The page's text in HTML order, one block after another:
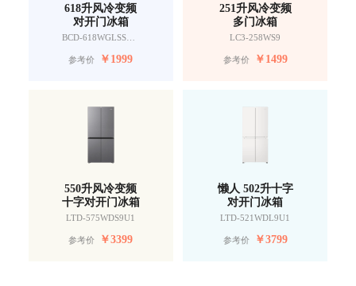
618升风冷变频
对开门冰箱
BCD-618WGLSSEDW9
参考价 ￥1999
251升风冷变频
多门冰箱
LC3-258WS9
参考价 ￥1499
550升风冷变频
十字对开门冰箱
LTD-575WDS9U1
参考价 ￥3399
懒人 502升十字
对开门冰箱
LTD-521WDL9U1
参考价 ￥3799